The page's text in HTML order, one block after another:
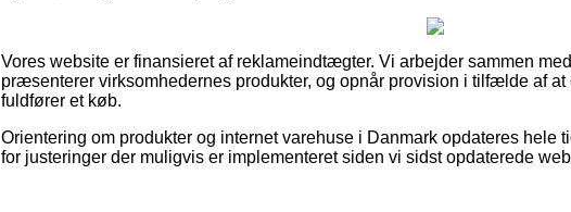
Vores website er finansieret af reklameindtægter. Vi arbejder sammen
præsenterer virksomhedernes produkter, og opnår provision i tilfælde af
fuldfører et køb.
Orientering om produkter og internet varehuse i Danmark opdateres hele
for justeringer der muligvis er implementeret siden vi sidst opdaterede